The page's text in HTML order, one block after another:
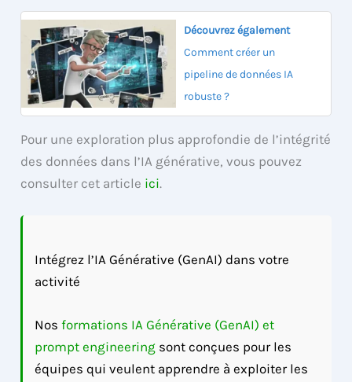
Découvrez également
Comment créer un
pipeline de données IA
robuste ?
Pour une exploration plus approfondie de l’intégrité
des données dans l’IA générative, vous pouvez
consulter cet article ici.
Intégrez l’IA Générative (GenAI) dans votre
activité
Nosformations IA Générative (GenAI) et
prompt engineering sont conçues pour les
équipes qui veulent apprendre à exploiter les